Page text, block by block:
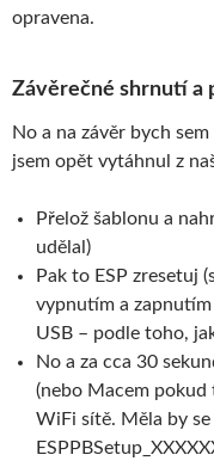
opravena.
Závěrečné shrnutí a
No a na závěr bych
jsem opět vytáhnul z
Přelož šablonu a
udělal)
Pak to ESP zresetuj
vypnutím a
USB – podle toho,
No a za cca 30
(nebo Macem
WiFi sítě. Měla by